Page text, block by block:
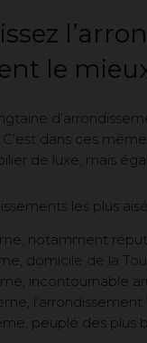
le
dans ces
de luxe, mais
les plus
notamment
domicile de la
incontournable
peuplé des plus